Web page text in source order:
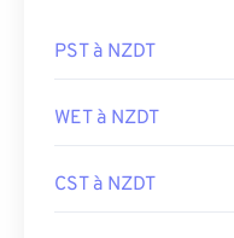
PST à NZDT
WET à NZDT
CST à NZDT